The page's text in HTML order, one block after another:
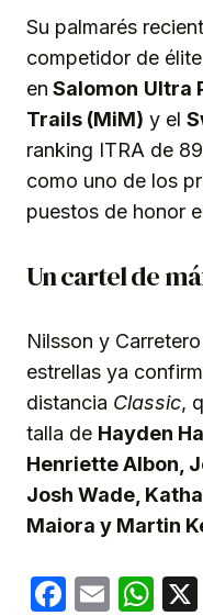
Su palmarés
competidor de
en Salomon Ultra
Trails (MiM) y el
ranking ITRA de
como uno de los
puestos de honor
Un cartel de
Nilsson y
estrellas ya
distancia Classic,
talla de Hayden
Henriette Albon,
Josh Wade,
Maiora y Martin
Email